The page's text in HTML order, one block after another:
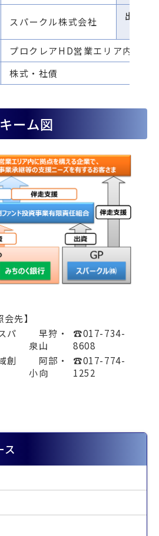
スパークル株式会社
出資者
プロクレアHD営業エリア内に拠
株式・社債
ーム図
先】
パ
早狩・
泉山
☎017-734-
8608
創
阿部・
小向
☎017-774-
1252
ス